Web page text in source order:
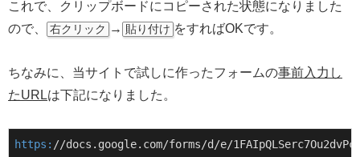
これで、クリップボードにコピーされた状態になりました
ので、
右クリック → 貼り付け をすればOKです。
ちなみに、当サイトで試しに作ったフォームの事前入力し
たURLは下記になりました。
https: //docs.google.com/forms/d/e/